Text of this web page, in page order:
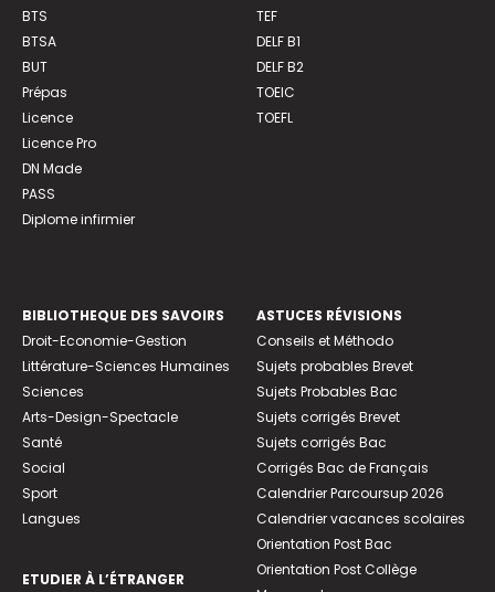
BTS
BTSA
BUT
Prépas
Licence
Licence Pro
DN Made
PASS
Diplome infirmier
TEF
DELF B1
DELF B2
TOEIC
TOEFL
BIBLIOTHEQUE DES SAVOIRS
Droit-Economie-Gestion
Littérature-Sciences Humaines
Sciences
Arts-Design-Spectacle
Santé
Social
Sport
Langues
ETUDIER À L’ÉTRANGER
ASTUCES RÉVISIONS
Conseils et Méthodo
Sujets probables Brevet
Sujets Probables Bac
Sujets corrigés Brevet
Sujets corrigés Bac
Corrigés Bac de Français
Calendrier Parcoursup 2026
Calendrier vacances scolaires
Orientation Post Bac
Orientation Post Collège